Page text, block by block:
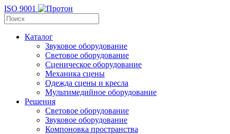
ISO 9001
Каталог
Звуковое оборудование
Световое оборудование
Сценическое оборудование
Механика сцены
Одежда сцены и кресла
Мультимедийное оборудование
Решения
Световое оборудование
Звуковое оборудование
Компоновка пространства